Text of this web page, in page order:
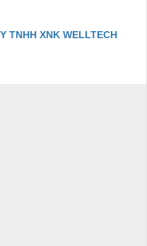
TNHH XNK WELLTECH